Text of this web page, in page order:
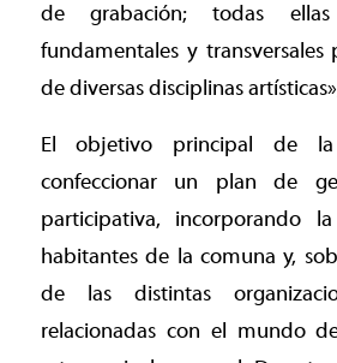
de grabación; todas ellas
fundamentales y transversales
de diversas disciplinas
El objetivo principal de la
confeccionar un plan de
participativa, incorporando
habitantes de la comuna y,
de las distintas
relacionadas con el mundo